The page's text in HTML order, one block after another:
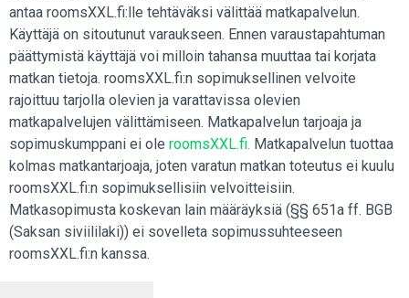
antaa roomsXXL.fi:lle tehtäväksi välittää matkapalvelun.
Käyttäjä on sitoutunut varaukseen. Ennen varaustapahtuman
päättymistä käyttäjä voi milloin tahansa muuttaa tai korjata
matkan tietoja. roomsXXL.fi:n sopimuksellinen velvoite
rajoittuu tarjolla olevien ja varattavissa olevien
matkapalvelujen välittämiseen. Matkapalvelun tarjoaja ja
sopimuskumppani ei ole roomsXXL.fi. Matkapalvelun tuottaa
kolmas matkantarjoaja, joten varatun matkan toteutus ei kuulu
roomsXXL.fi:n sopimuksellisiin velvoitteisiin.
Matkasopimusta koskevan lain määräyksiä (§§ 651a ff. BGB
(Saksan siviililaki)) ei sovelleta sopimussuhteeseen
roomsXXL.fi:n kanssa.